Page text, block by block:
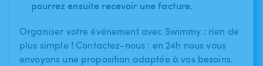
pourrez ensuite recevoir une facture.
Organiser votre événement avec Swimmy : rien de
plus simple ! Contactez-nous : en 24h nous vous
envoyons une proposition adaptée à vos besoins.